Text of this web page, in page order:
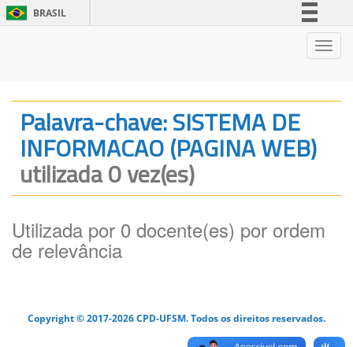
BRASIL
Legislação
Canais
Palavra-chave: SISTEMA DE
INFORMACAO (PAGINA WEB)
utilizada 0 vez(es)
Utilizada por 0 docente(es) por ordem
de relevância
Copyright © 2017-2026 CPD-UFSM. Todos os direitos reservados.